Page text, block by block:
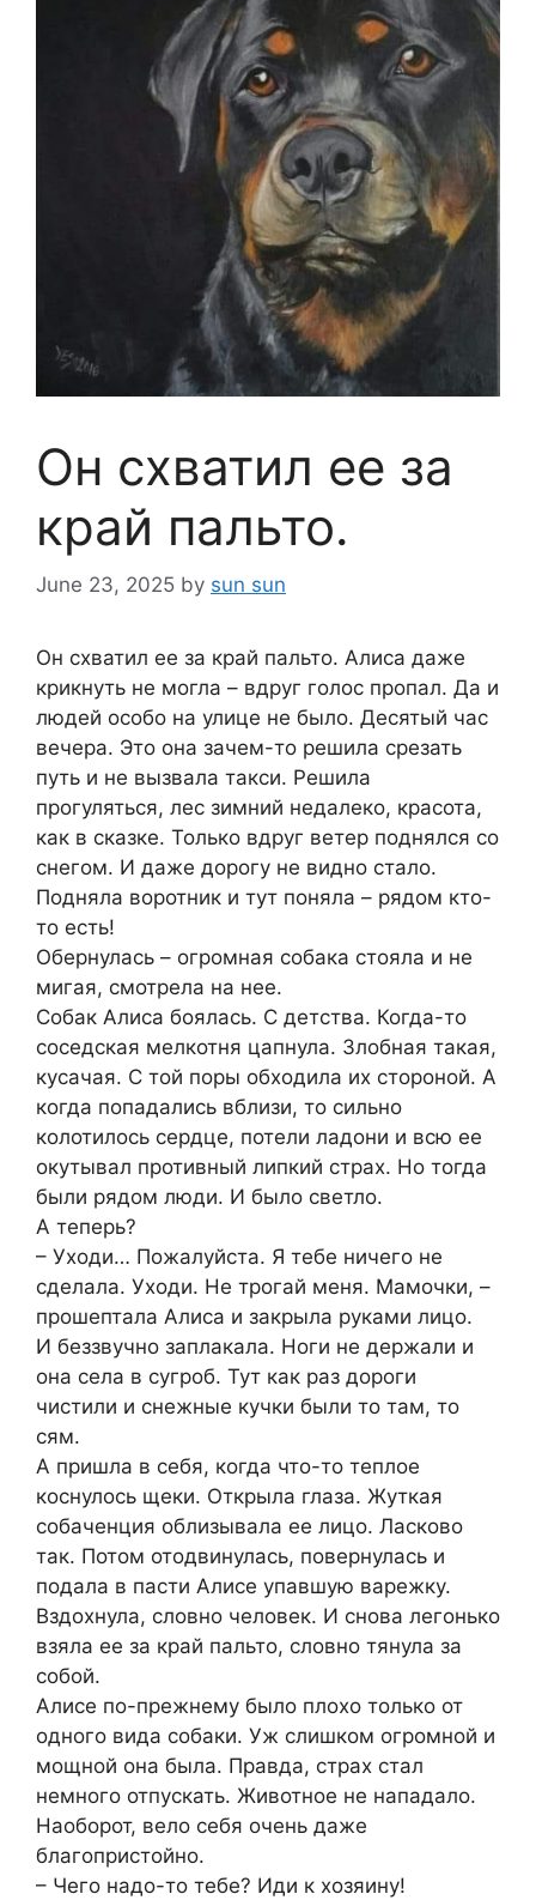
Он схватил ее за
край пальто.
June 23, 2025 by sun sun
Он схватил ее за край пальто. Алиса даже
крикнуть не могла – вдруг голос пропал. Да и
людей особо на улице не было. Десятый час
вечера. Это она зачем-то решила срезать
путь и не вызвала такси. Решила
прогуляться, лес зимний недалеко, красота,
как в сказке. Только вдруг ветер поднялся со
снегом. И даже дорогу не видно стало.
Подняла воротник и тут поняла – рядом кто-
то есть!
Обернулась – огромная собака стояла и не
мигая, смотрела на нее.
Собак Алиса боялась. С детства. Когда-то
соседская мелкотня цапнула. Злобная такая,
кусачая. С той поры обходила их стороной. А
когда попадались вблизи, то сильно
колотилось сердце, потели ладони и всю ее
окутывал противный липкий страх. Но тогда
были рядом люди. И было светло.
А теперь?
– Уходи… Пожалуйста. Я тебе ничего не
сделала. Уходи. Не трогай меня. Мамочки, –
прошептала Алиса и закрыла руками лицо.
И беззвучно заплакала. Ноги не держали и
она села в сугроб. Тут как раз дороги
чистили и снежные кучки были то там, то
сям.
А пришла в себя, когда что-то теплое
коснулось щеки. Открыла глаза. Жуткая
собаченция облизывала ее лицо. Ласково
так. Потом отодвинулась, повернулась и
подала в пасти Алисе упавшую варежку.
Вздохнула, словно человек. И снова легонько
взяла ее за край пальто, словно тянула за
собой.
Алисе по-прежнему было плохо только от
одного вида собаки. Уж слишком огромной и
мощной она была. Правда, страх стал
немного отпускать. Животное не нападало.
Наоборот, вело себя очень даже
благопристойно.
– Чего надо-то тебе? Иди к хозяину!